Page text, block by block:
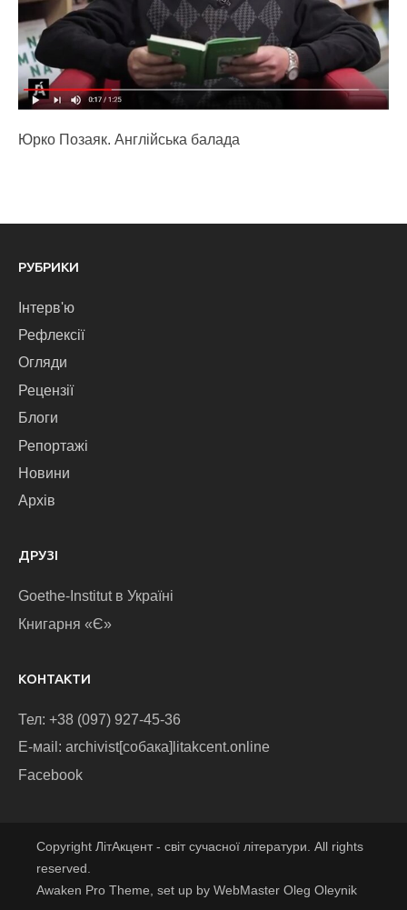
Юрко Позаяк. Англійська балада
РУБРИКИ
Інтерв'ю
Рефлексії
Огляди
Рецензії
Блоги
Репортажі
Новини
Архів
ДРУЗІ
Goethe-Institut в Україні
Книгарня «Є»
КОНТАКТИ
Тел: +38 (097) 927-45-36
E-маіl: archivist[собака]litakcent.online
Facebook
Copyright ЛітАкцент - світ сучасної літератури. All rights
reserved.
Awaken Pro Theme, set up by WebMaster Oleg Oleynik